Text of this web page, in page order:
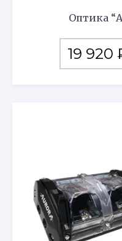
Оптика
19 920